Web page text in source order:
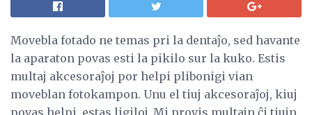
Movebla fotado ne temas pri la dentaĵo, sed havante
la aparaton povas esti la pikilo sur la kuko. Estis
multaj akcesoraĵoj por helpi plibonigi vian
moveblan fotokampon. Unu el tiuj akcesoraĵoj, kiuj
povas helpi, estas ligiloj. Mi provis multajn ĉi tiujn